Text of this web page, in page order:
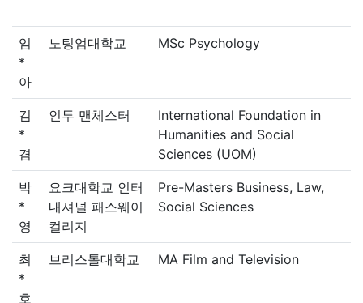
임
*
아
노팅엄대학교 MSc Psychology
김
*
겸
인투 맨체스터
International Foundation in
Humanities and Social
Sciences (UOM)
박
*
영
요크대학교 인터
내셔널 패스웨이
컬리지
Pre-Masters Business, Law,
Social Sciences
최
*
호
브리스톨대학교 MA Film and Television